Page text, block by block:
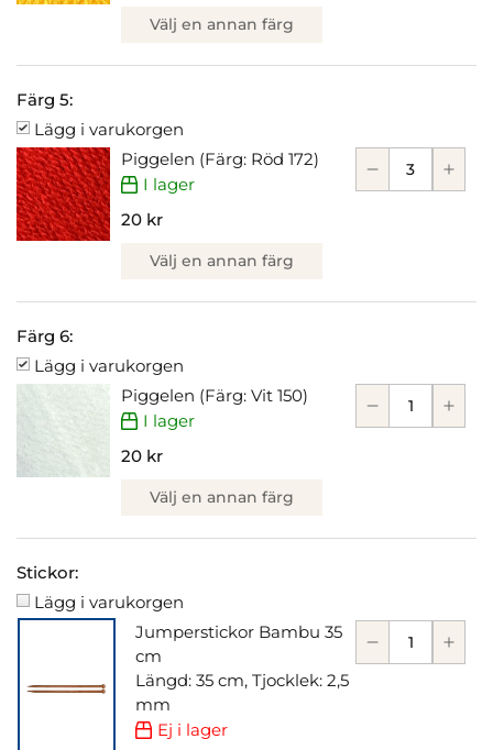
Välj en annan färg
Färg 5:
Lägg i varukorgen
Piggelen (Färg: Röd 172)
I lager
20 kr
Välj en annan färg
Färg 6:
Lägg i varukorgen
Piggelen (Färg: Vit 150)
I lager
20 kr
Välj en annan färg
Stickor:
Lägg i varukorgen
Jumperstickor Bambu 35
cm
Längd: 35 cm, Tjocklek: 2,5
mm
Ej i lager